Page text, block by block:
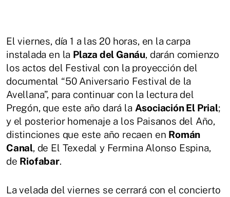
El viernes, día 1 a las 20 horas, en la carpa
instalada en la Plaza del Ganáu, darán comienzo
los actos del Festival con la proyección del
documental “50 Aniversario Festival de la
Avellana”, para continuar con la lectura del
Pregón, que este año dará la Asociación El Prial;
y el posterior homenaje a los Paisanos del Año,
distinciones que este año recaen en Román
Canal, de El Texedal y Fermina Alonso Espina,
de Riofabar.
La velada del viernes se cerrará con el concierto